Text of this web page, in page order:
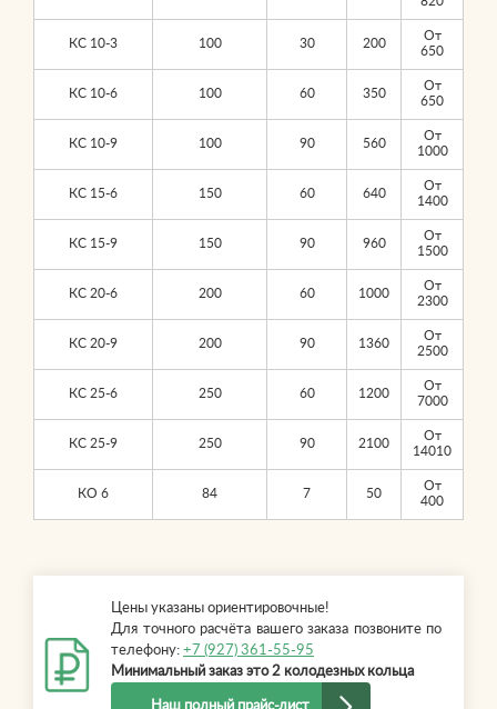
КС 10-3 100 30 200
От
650
КС 10-6 100 60 350
От
650
КС 10-9 100 90 560
От
1000
КС 15-6 150 60 640
От
1400
КС 15-9 150 90 960
От
1500
КС 20-6 200 60 1000
От
2300
КС 20-9 200 90 1360
От
2500
КС 25-6 250 60 1200
От
7000
КС 25-9 250 90 2100
От
14010
КО 6 84 7 50
От
400
Цены указаны ориентировочные!
Для точного расчёта вашего заказа позвоните по
телефону: +7 (927) 361-55-95
Минимальный заказ это 2 колодезных кольца